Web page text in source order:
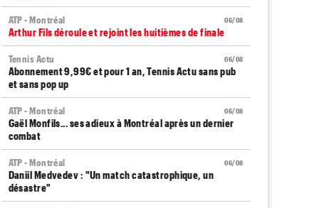
06/08
ATP - Montréal
Arthur Fils déroule et rejoint les huitièmes de finale
06/08
Tennis Actu
Abonnement 9,99€ et pour 1 an, Tennis Actu sans pub
et sans pop up
06/08
ATP - Montréal
Gaël Monfils... ses adieux à Montréal après un dernier
combat
06/08
ATP - Montréal
Daniil Medvedev : "Un match catastrophique, un
désastre"